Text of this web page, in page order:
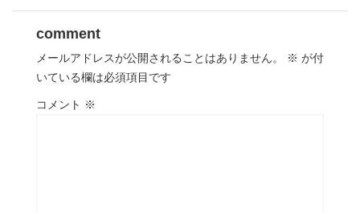
comment
メールアドレスが公開されることはありません。 ※ が付
いている欄は必須項目です
コメント ※